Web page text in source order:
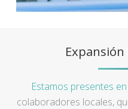
Estamos presentes
colaboradores locales,